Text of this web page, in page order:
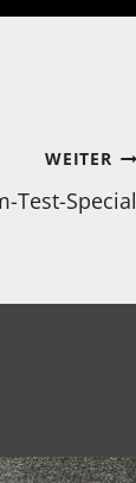
WEITER
Test-Special